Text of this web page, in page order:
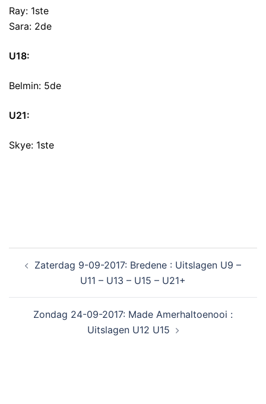
Ray: 1ste
Sara: 2de
U18:
Belmin: 5de
U21:
Skye: 1ste
Zaterdag 9-09-2017: Bredene : Uitslagen U9 –
U11 – U13 – U15 – U21+
Zondag 24-09-2017: Made Amerhaltoenooi :
Uitslagen U12 U15